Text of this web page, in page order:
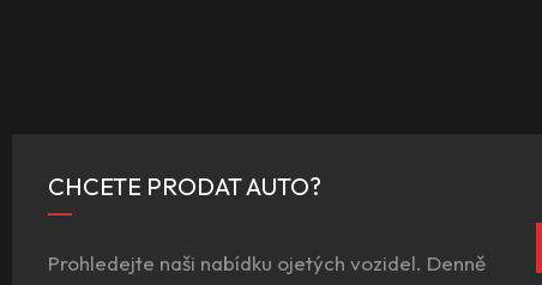
CHCETE PRODAT AUTO?
Prohledejte naši nabídku ojetých vozidel. Denně